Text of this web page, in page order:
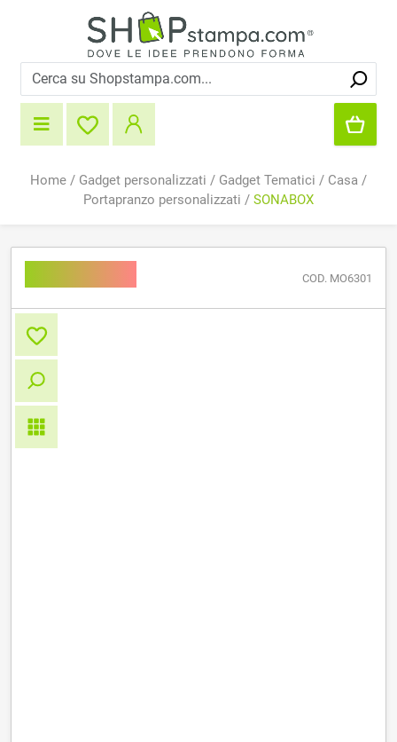
Home / Gadget personalizzati / Gadget Tematici / Casa /
Portapranzo personalizzati / SONABOX
COD. MO6301